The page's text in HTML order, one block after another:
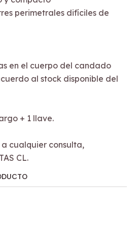
perimetrales difíciles de
en el cuerpo del candado
al stock disponible del
+ 1 llave.
cualquier consulta,
CL.